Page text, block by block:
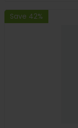
Save 42%